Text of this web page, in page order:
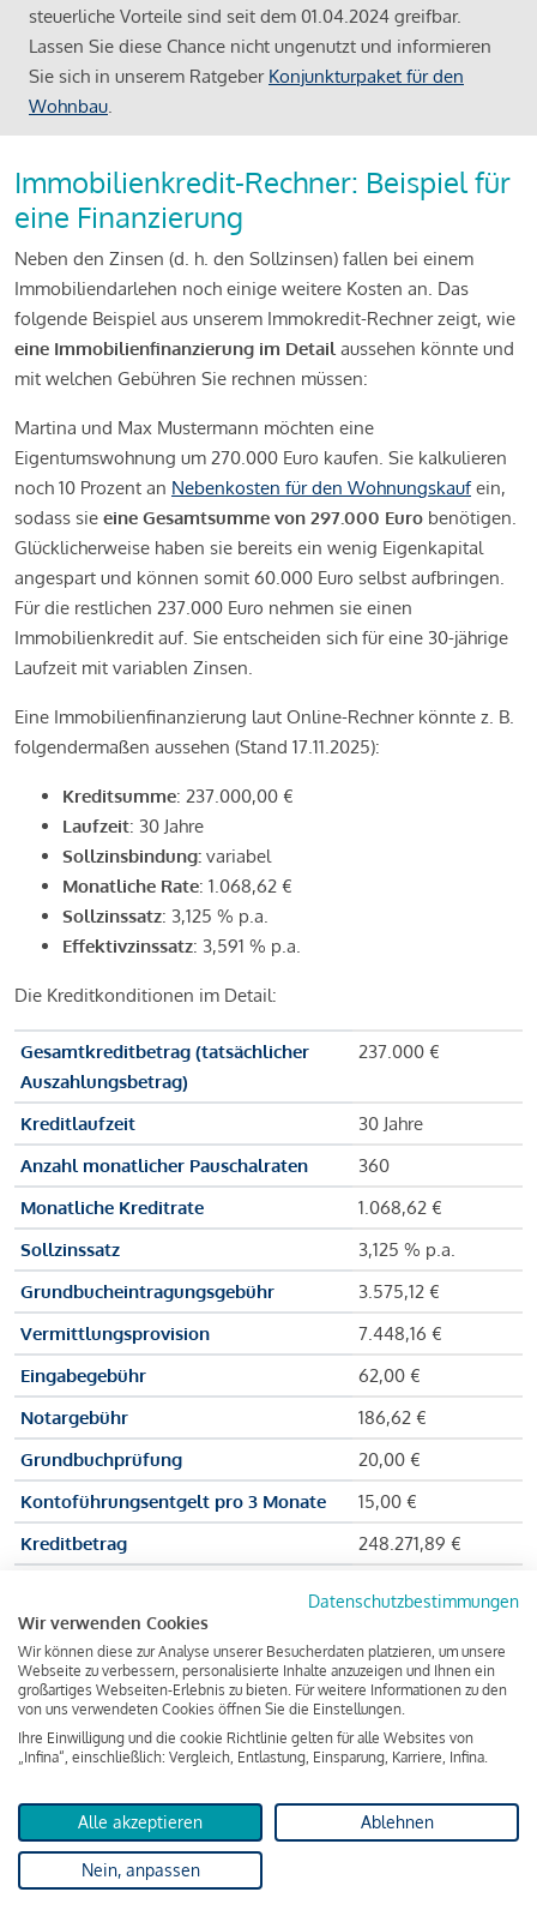
steuerliche Vorteile sind seit dem 01.04.2024 greifbar.
Lassen Sie diese Chance nicht ungenutzt und informieren
Sie sich in unserem Ratgeber Konjunkturpaket für den
Wohnbau.
Immobilienkredit-Rechner: Beispiel für
eine Finanzierung
Neben den Zinsen (d. h. den Sollzinsen) fallen bei einem
Immobiliendarlehen noch einige weitere Kosten an. Das
folgende Beispiel aus unserem Immokredit-Rechner zeigt, wie
eine Immobilienfinanzierung im Detail aussehen könnte und
mit welchen Gebühren Sie rechnen müssen:
Martina und Max Mustermann möchten eine
Eigentumswohnung um 270.000 Euro kaufen. Sie kalkulieren
noch 10 Prozent an Nebenkosten für den Wohnungskaufein,
sodass sie eine Gesamtsumme von 297.000 Euro benötigen.
Glücklicherweise haben sie bereits ein wenig Eigenkapital
angespart und können somit 60.000 Euro selbst aufbringen.
Für die restlichen 237.000 Euro nehmen sie einen
Immobilienkredit auf. Sie entscheiden sich für eine 30-jährige
Laufzeit mit variablen Zinsen.
Eine Immobilienfinanzierung laut Online-Rechner könnte z. B.
folgendermaßen aussehen (Stand 17.11.2025):
Kreditsumme: 237.000,00 €
Laufzeit: 30 Jahre
Sollzinsbindung: variabel
Monatliche Rate: 1.068,62 €
Sollzinssatz: 3,125 % p.a.
Effektivzinssatz: 3,591 % p.a.
Die Kreditkonditionen im Detail:
Gesamtkreditbetrag (tatsächlicher
Auszahlungsbetrag)
237.000 €
Kreditlaufzeit
30 Jahre
Anzahl monatlicher Pauschalraten
360
Monatliche Kreditrate
1.068,62 €
Sollzinssatz
3,125 % p.a.
Grundbucheintragungsgebühr
3.575,12 €
Vermittlungsprovision
7.448,16 €
Eingabegebühr
62,00 €
Notargebühr
186,62 €
Grundbuchprüfung
20,00 €
Kontoführungsentgelt pro 3 Monate
15,00 €
Kreditbetrag
248.271,89 €
Zu zahlender Gesamtbetrag
Kreditvermittler
INFINA Credit
Broker GmbH
von 237.000 Euro ausgezahlt, um die Wohnung zu kaufen.
Darüber hinaus fallen aber noch einige Gebühren an (z. B. die
Grundbucheintragungsgebühr), sodass die Bank den
Datenschutzbestimmungen
Wir verwenden Cookies
Wir können diese zur Analyse unserer Besucherdaten platzieren, um unsere
Webseite zu verbessern, personalisierte Inhalte anzuzeigen und Ihnen ein
großartiges Webseiten-Erlebnis zu bieten. Für weitere Informationen zu den
von uns verwendeten Cookies öffnen Sie die Einstellungen.
Ihre Einwilligung und die cookie Richtlinie gelten für alle Websites von
„Infina“, einschließlich: Vergleich, Entlastung, Einsparung, Karriere, Infina.
Alle akzeptieren Ablehnen
Nein, anpassen